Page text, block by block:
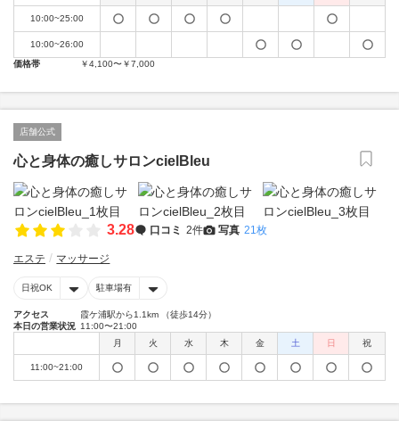
10:00~25:00
10:00~26:00
価格帯
￥4,100〜￥7,000
店舗公式
心と身体の癒しサロンcielBleu
3.28 口コミ 2件 写真 21枚
エステ マッサージ
日祝OK 駐車場有
アクセス
霞ケ浦駅から1.1km （徒歩14分）
本日の営業状況 11:00〜21:00
月
火 水 木 金 土 日 祝
11:00~21:00